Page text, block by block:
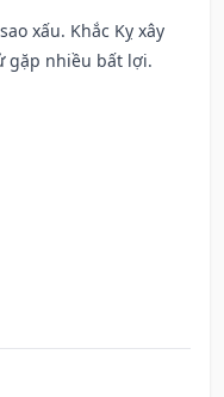
xấu. Khắc Kỵ xây
gặp nhiều bất lợi.